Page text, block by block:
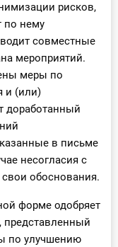
рисков,
по нему
совместные
мероприятий.
меры по
и (или)
доработанный
в письме
несогласия с
обоснования.
форме одобряет
представленный
по улучшению